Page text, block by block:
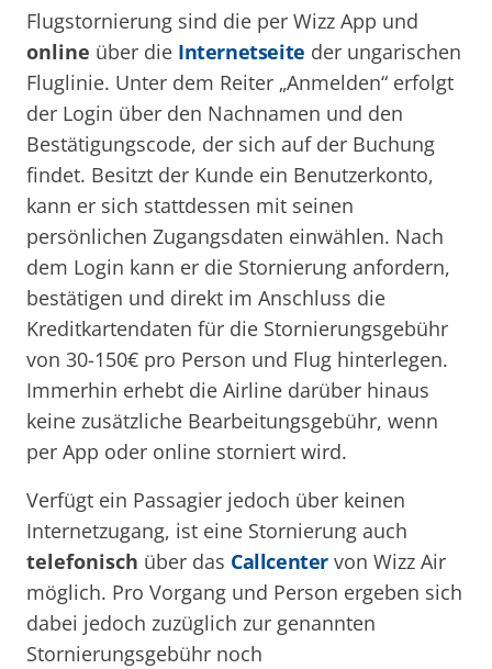
Flugstornierung sind die per Wizz App und
online über die Internetseite der ungarischen
Fluglinie. Unter dem Reiter „Anmelden“ erfolgt
der Login über den Nachnamen und den
Bestätigungscode, der sich auf der Buchung
findet. Besitzt der Kunde ein Benutzerkonto,
kann er sich stattdessen mit seinen
persönlichen Zugangsdaten einwählen. Nach
dem Login kann er die Stornierung anfordern,
bestätigen und direkt im Anschluss die
Kreditkartendaten für die Stornierungsgebühr
von 30-150€ pro Person und Flug hinterlegen.
Immerhin erhebt die Airline darüber hinaus
keine zusätzliche Bearbeitungsgebühr, wenn
per App oder online storniert wird.
Verfügt ein Passagier jedoch über keinen
Internetzugang, ist eine Stornierung auch
telefonisch über das Callcenter von Wizz Air
möglich. Pro Vorgang und Person ergeben sich
dabei jedoch zuzüglich zur genannten
Stornierungsgebühr noch